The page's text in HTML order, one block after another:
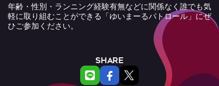
年齢・性別・ランニング経験有無などに関係なく誰でも気
軽に取り組むことができる「ゆいまーるパトロール」にぜ
ひご参加ください。
SHARE